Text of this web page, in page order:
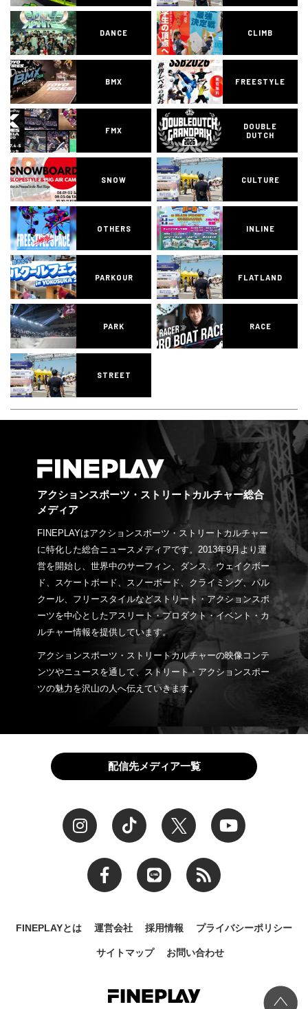
DANCE CLIMB
BMX FREESTYLE
FMX
DOUBLE
DUTCH
SNOW CULTURE
OTHERS INLINE
PARKOUR FLATLAND
PARK RACE
STREET
アクションスポーツ・ストリートカルチャー総合
メディア
FINEPLAYはアクションスポーツ・ストリートカルチャー
に特化した総合ニュースメディアです。2013年9月より運
営を開始し、世界中のサーフィン、ダンス、ウェイクボー
ド、スケートボード、スノーボード、クライミング、パル
クール、フリースタイルなどストリート・アクションスポ
ーツを中心としたアスリート・プロダクト・イベント・カ
ルチャー情報を提供しています。
アクションスポーツ・ストリートカルチャーの映像コンテ
ンツやニュースを通して、ストリート・アクションスポー
ツの魅力を沢山の人へ伝えていきます。
配信先メディア一覧
FINEPLAYとは 運営会社 採用情報 プライバシーポリシー
サイトマップ お問い合わせ